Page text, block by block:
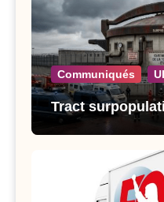
Communiqués
Tract